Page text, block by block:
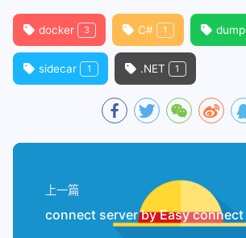
docker 3 C# 1 dump
sidecar 1 .NET 1
上一篇
connect server by Easy connect